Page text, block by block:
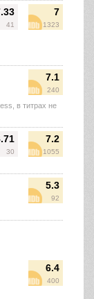
41
7
1323
7.1
240
в титрах не
30
7.2
1055
5.3
92
6.4
400